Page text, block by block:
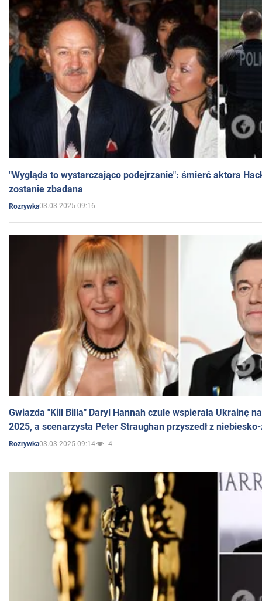
"Wygląda to wystarczająco podejrzanie": śmierć aktora
zostanie zbadana
Rozrywka03.03.2025 09:16
Gwiazda "Kill Billa" Daryl Hannah czule wspierała Ukrainę
2025, a scenarzysta Peter Straughan przyszedł z
Rozrywka03.03.2025 09:14 4